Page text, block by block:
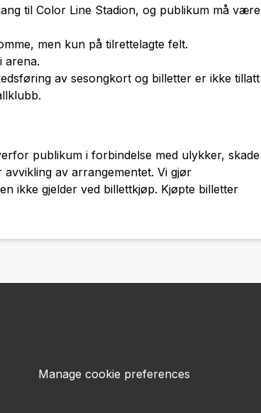
til Color Line Stadion, og publikum må være
men kun på tilrettelagte felt.
arena.
av sesongkort og billetter er ikke tillatt
publikum i forbindelse med ulykker, skade
av arrangementet. Vi gjør
ikke gjelder ved billettkjøp. Kjøpte billetter
Manage cookie preferences